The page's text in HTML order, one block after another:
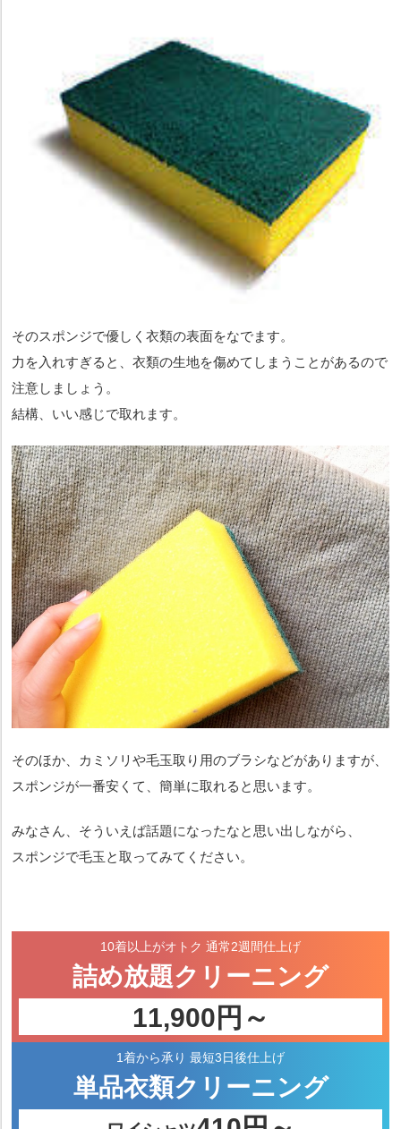
そのスポンジで優しく衣類の表面をなでます。
力を入れすぎると、衣類の生地を傷めてしまうことがあるので
注意しましょう。
結構、いい感じで取れます。
そのほか、カミソリや毛玉取り用のブラシなどがありますが、
スポンジが一番安くて、簡単に取れると思います。
みなさん、そういえば話題になったなと思い出しながら、
スポンジで毛玉と取ってみてください。
10着以上がオトク 通常2週間仕上げ
詰め放題クリーニング
11,900円～
1着から承り 最短3日後仕上げ
単品衣類クリーニング